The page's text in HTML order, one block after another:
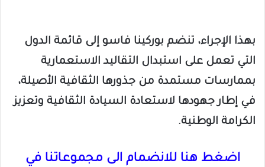
بهذا الإجراء، تنضم بوركينا فاسو إلى قائمة الدول
التي تعمل على استبدال التقاليد الاستعمارية
بممارسات مستمدة من جذورها الثقافية الأصيلة،
في إطار جهودها لاستعادة السيادة الثقافية وتعزيز
الكرامة الوطنية.
اضغط هنا للانضمام الى مجموعاتنا في